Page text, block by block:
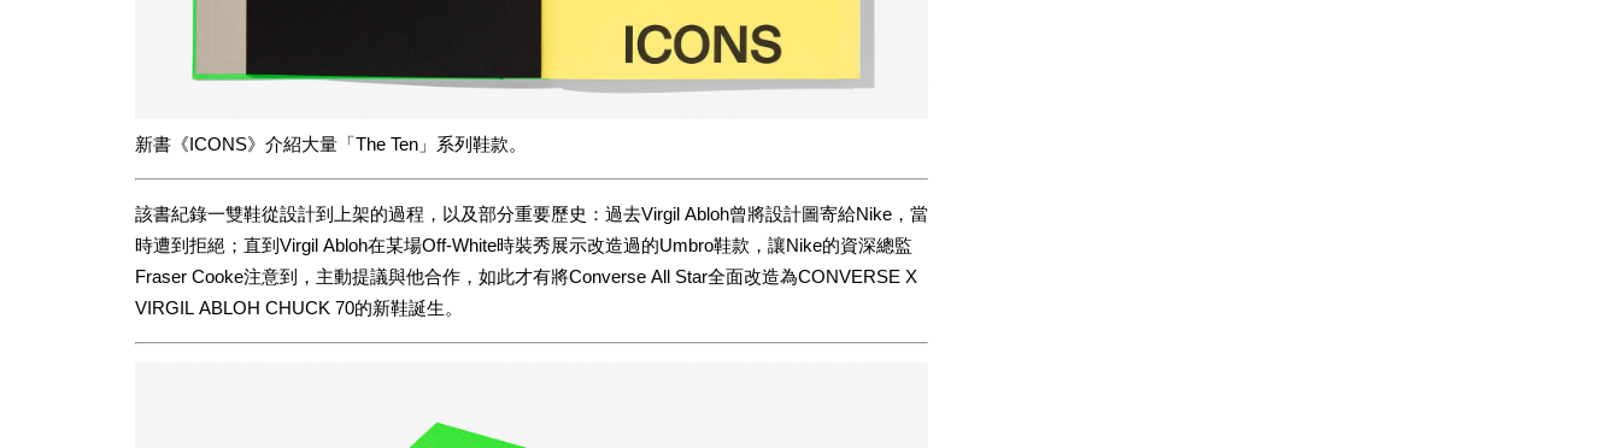
新書《ICONS》介紹大量「The Ten」系列鞋款。
該書紀錄一雙鞋從設計到上架的過程，以及部分重要歷史：過去Virgil Abloh曾將設計圖寄給Nike，當
時遭到拒絕；直到Virgil Abloh在某場Off-White時裝秀展示改造過的Umbro鞋款，讓Nike的資深總監
Fraser Cooke注意到，主動提議與他合作，如此才有將Converse All Star全面改造為CONVERSE X
VIRGIL ABLOH CHUCK 70的新鞋誕生。